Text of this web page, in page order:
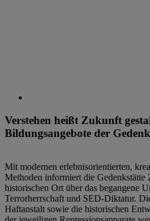
Verstehen heißt Zukunft
Bildungsangebote der
Mit modernen erlebnisorientierten,
Methoden informiert die Gedenkstätte
historischen Ort über das begangene
Terrorherrschaft und SED-Diktatur.
Haftanstalt sowie die historischen